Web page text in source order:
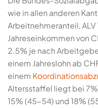
wie in allen anderen
Arbeitnehmeranteil, ALV
Jahreseinkommen von
2.5% je nach
einem Jahreslohn ab
einem
Altersstaffel liegt bei
15% (45-54) und 18%